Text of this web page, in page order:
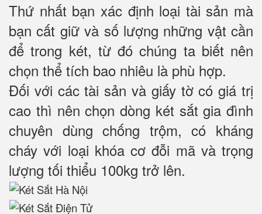
Thứ nhất bạn xác định loại tài sản mà
bạn cất giữ và số lượng những vật cần
để trong két, từ đó chúng ta biết nên
chọn thể tích bao nhiêu là phù hợp.
Đối với các tài sản và giấy tờ có giá trị
cao thì nên chọn dòng két sắt gia đình
chuyên dùng chống trộm, có kháng
cháy với loại khóa cơ đỗi mã và trọng
lượng tối thiểu 100kg trở lên.